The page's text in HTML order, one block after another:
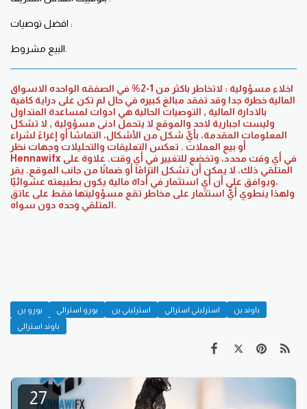
افضل توصيات :
اخلاء مسؤولية : لاتخاطر باكثر من 1-2% في الصفقه الواحده الاسواق
المالية خطرة جدا وقد تفقد مبالغ كبيره في حال لم تكن على دراية كافية
بالادارة المالية , التوصيات الحالية هي ادوات لمساعدة المتداول
وليست اجبارية لاحد والموقع لا يتحمل ادنى مسؤولية , لا تشكل
المعلومات المقدمة، بأيِّ شكل من الأشكال، التماسًا أو إغراءً لشراء
أو بيع العملات . تعكس التعليقات والتحليلات وجهات نظر
Hennawifx في أي وقت محدد، وتخضع للتغيير في أي وقت. علاوة على
ذلك، لا يمكن أن تشكل التزامًا أو ضمانًا من جانب الموقع. يقر ‎المتلقي
ويوافق على أن أي استثمار في أداة مالية يكون بطبيعته عشوائيّا،
المتلقي وحده دون سواه.
يورو ين يورو استرالي استرليني ين استرليني استرالي
باوند ين
باوند استرالي
27